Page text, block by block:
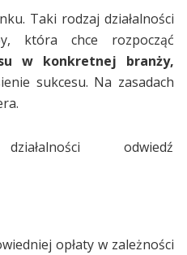
Taki rodzaj działalności
która chce rozpocząć
w konkretnej branży,
sukcesu. Na zasadach
odwiedź
opłaty w zależności